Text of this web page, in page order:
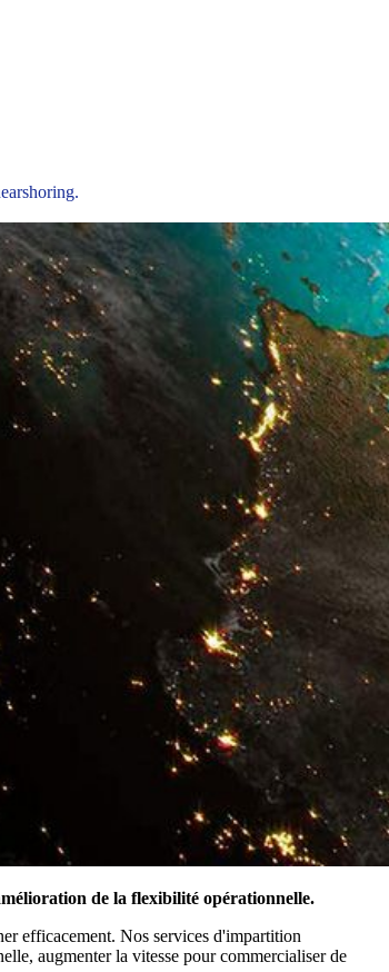
de la flexibilité opérationnelle.
efficacement. Nos services d'impartition
augmenter la vitesse pour commercialiser de